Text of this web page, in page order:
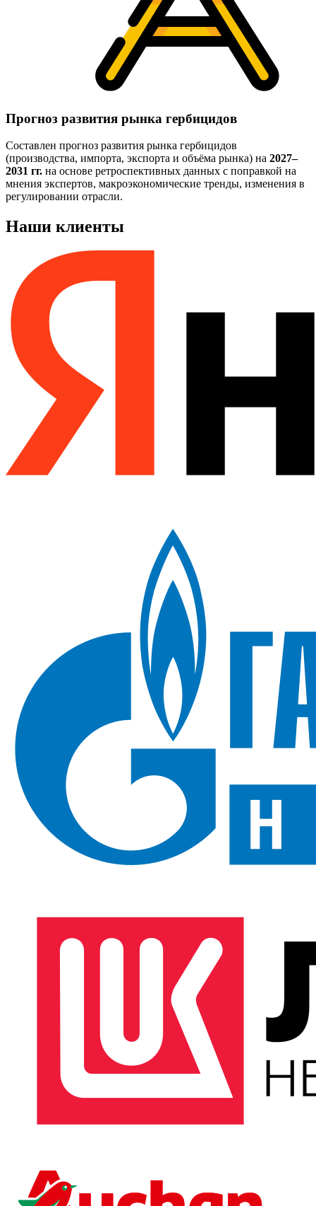
Прогноз развития рынка гербицидов
Составлен прогноз развития рынка гербицидов
(производства, импорта, экспорта и объёма рынка) на 2027–
2031 гг. на основе ретроспективных данных с поправкой на
мнения экспертов, макроэкономические тренды, изменения в
регулировании отрасли.
Наши клиенты